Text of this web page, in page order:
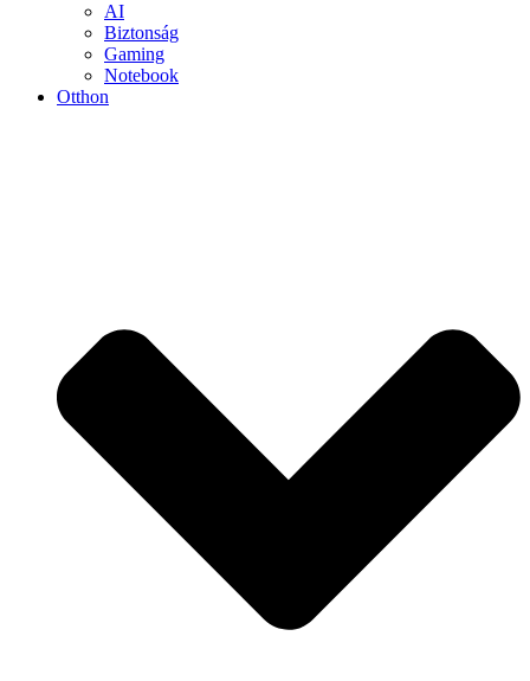
AI
Biztonság
Gaming
Notebook
Otthon